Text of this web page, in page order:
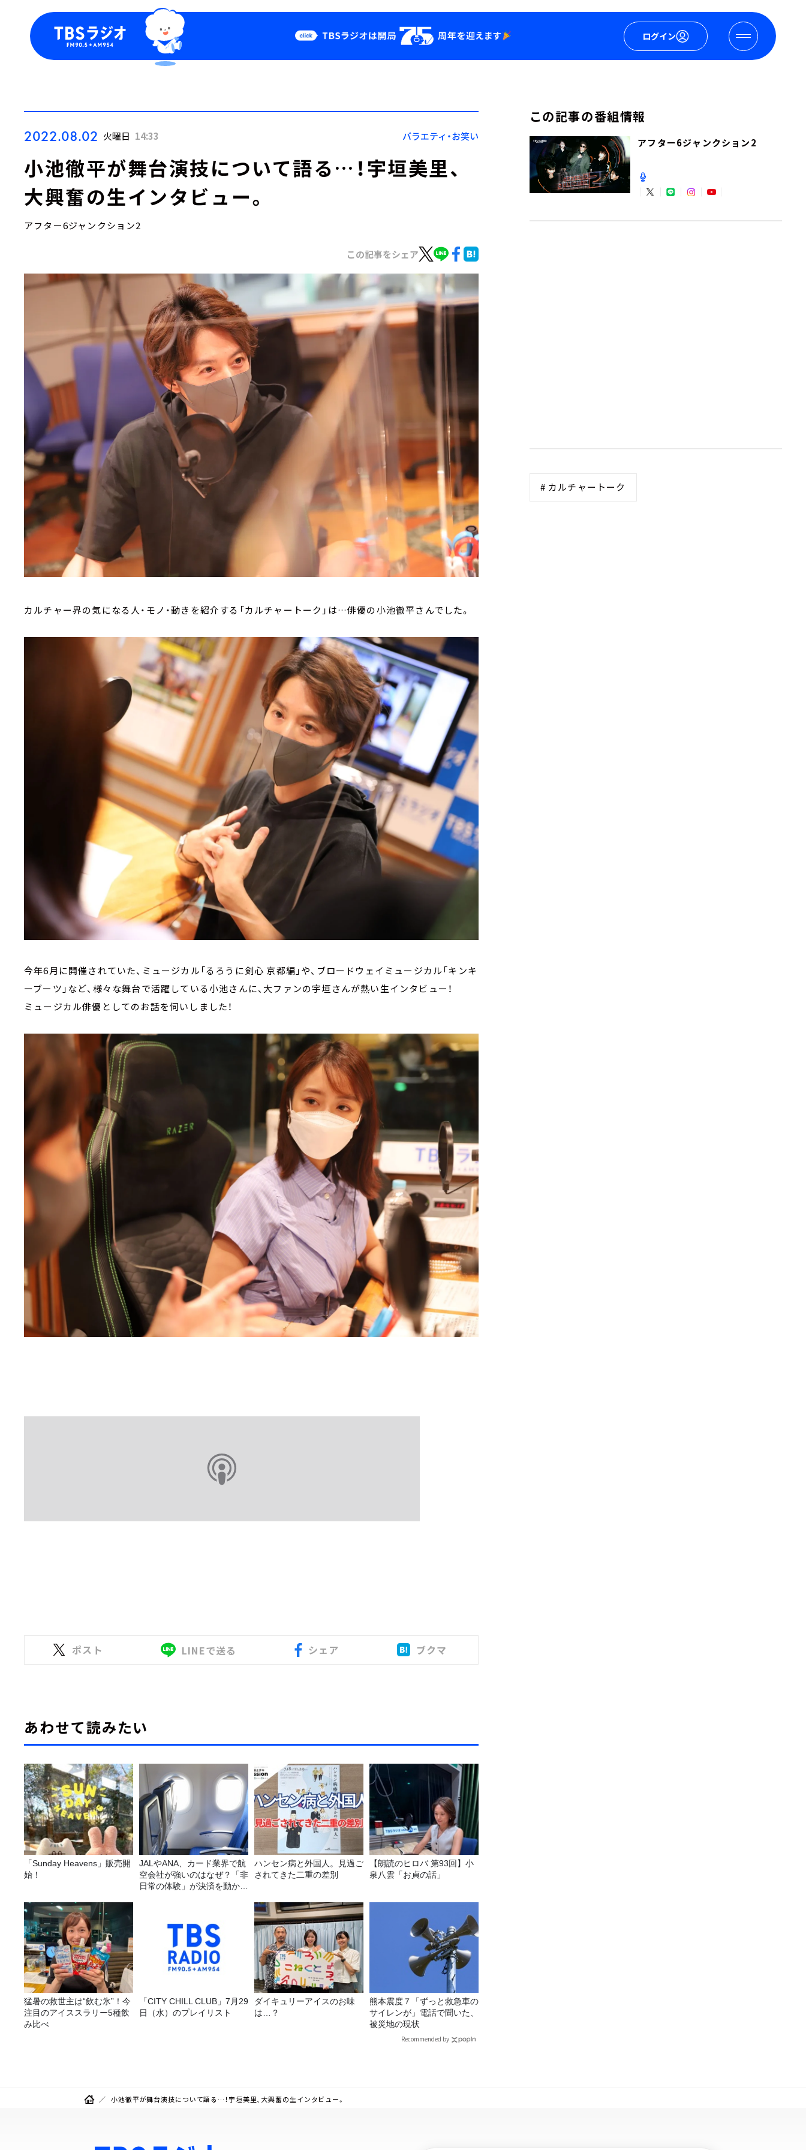
ログイン
Podcast
YouTube
会社情報
2022.08.02 火曜日 14:33 バラエティ・お笑い
小池徹平が舞台演技について語る…！宇垣美里、
大興奮の生インタビュー。
アフター6ジャンクション2
この記事をシェア
カルチャー界の気になる人・モノ・動きを紹介する「カルチャートーク」は…俳優の小池徹平さんでした。
今年6月に開催されていた、ミュージカル「るろうに剣心 京都編」や、ブロードウェイミュージカル「キンキ
ーブーツ」など、様々な舞台で活躍している小池さんに、大ファンの宇垣さんが熱い生インタビュー！
ミュージカル俳優としてのお話を伺いしました！
ポスト LINEで送る シェア ブクマ
あわせて読みたい
「Sunday Heavens」販売開
始！
JALやANA、カード業界で航
空会社が強いのはなぜ？「非
日常の体験」が決済を動かす
ハンセン病と外国人。見過ご
されてきた二重の差別
【朗読のヒロバ 第93回】小
泉八雲「お貞の話」
猛暑の救世主は“飲む氷”！今
注目のアイススラリー5種飲
み比べ
「CITY CHILL CLUB」7月29
日（水）のプレイリスト
ダイキュリーアイスのお味
は…？
熊本震度７「ずっと救急車の
サイレンが」電話で聞いた、
被災地の現状
Recommended by
この記事の番組情報
アフター6ジャンクション2
# カルチャートーク
小池徹平が舞台演技について語る…！宇垣美里、大興奮の生インタビュー。